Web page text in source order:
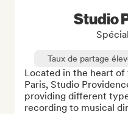
Studio
Taux de partage
Located in the heart of
Paris, Studio
providing different
recording to musical